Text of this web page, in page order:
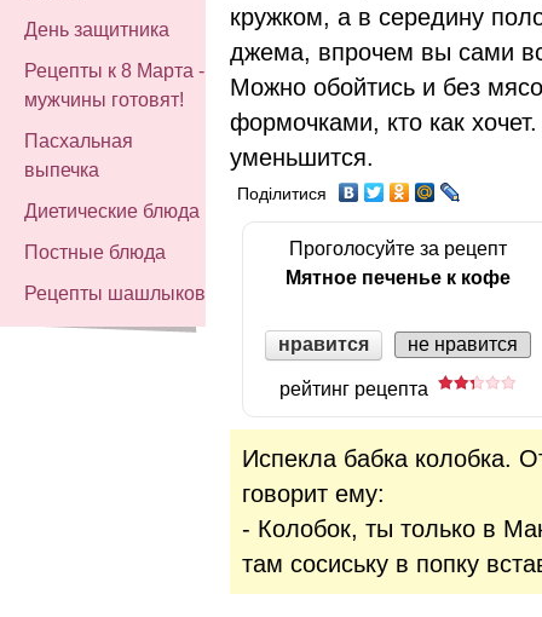
День защитника
Рецепты к 8 Марта -
мужчины готовят!
Пасхальная
выпечка
Диетические блюда
Постные блюда
Рецепты шашлыков
кружком, а в середину
джема, впрочем вы сами
Можно обойтись и без
формочками, кто как
уменьшится.
Поділитися
Проголосуйте за рецепт
Мятное печенье к кофе
нравится не нравится
рейтинг рецепта
Испекла бабка колобка.
говорит ему:
- Колобок, ты только в
там сосиську в попку